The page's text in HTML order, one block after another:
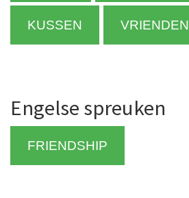
KUSSEN VRIENDEN
Engelse spreuken
FRIENDSHIP